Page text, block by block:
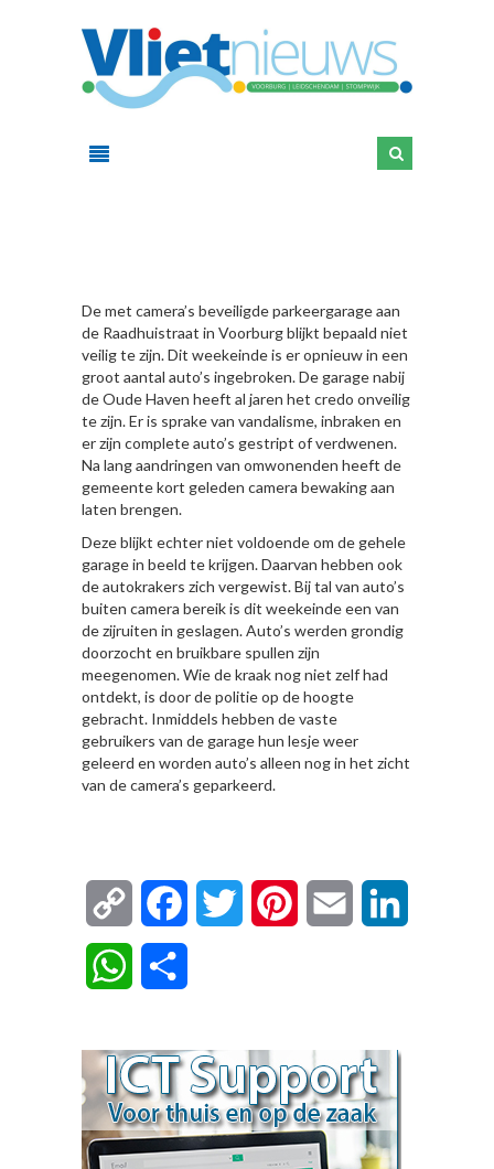
De met camera’s beveiligde parkeergarage aan
de Raadhuistraat in Voorburg blijkt bepaald niet
veilig te zijn. Dit weekeinde is er opnieuw in een
groot aantal auto’s ingebroken. De garage nabij
de Oude Haven heeft al jaren het credo onveilig
te zijn. Er is sprake van vandalisme, inbraken en
er zijn complete auto’s gestript of verdwenen.
Na lang aandringen van omwonenden heeft de
gemeente kort geleden camera bewaking aan
laten brengen.
Deze blijkt echter niet voldoende om de gehele
garage in beeld te krijgen. Daarvan hebben ook
de autokrakers zich vergewist. Bij tal van auto’s
buiten camera bereik is dit weekeinde een van
de zijruiten in geslagen. Auto’s werden grondig
doorzocht en bruikbare spullen zijn
meegenomen. Wie de kraak nog niet zelf had
ontdekt, is door de politie op de hoogte
gebracht. Inmiddels hebben de vaste
gebruikers van de garage hun lesje weer
geleerd en worden auto’s alleen nog in het zicht
van de camera’s geparkeerd.
Copy
Link
FacebookTwitter Pinterest Email
WhatsApp